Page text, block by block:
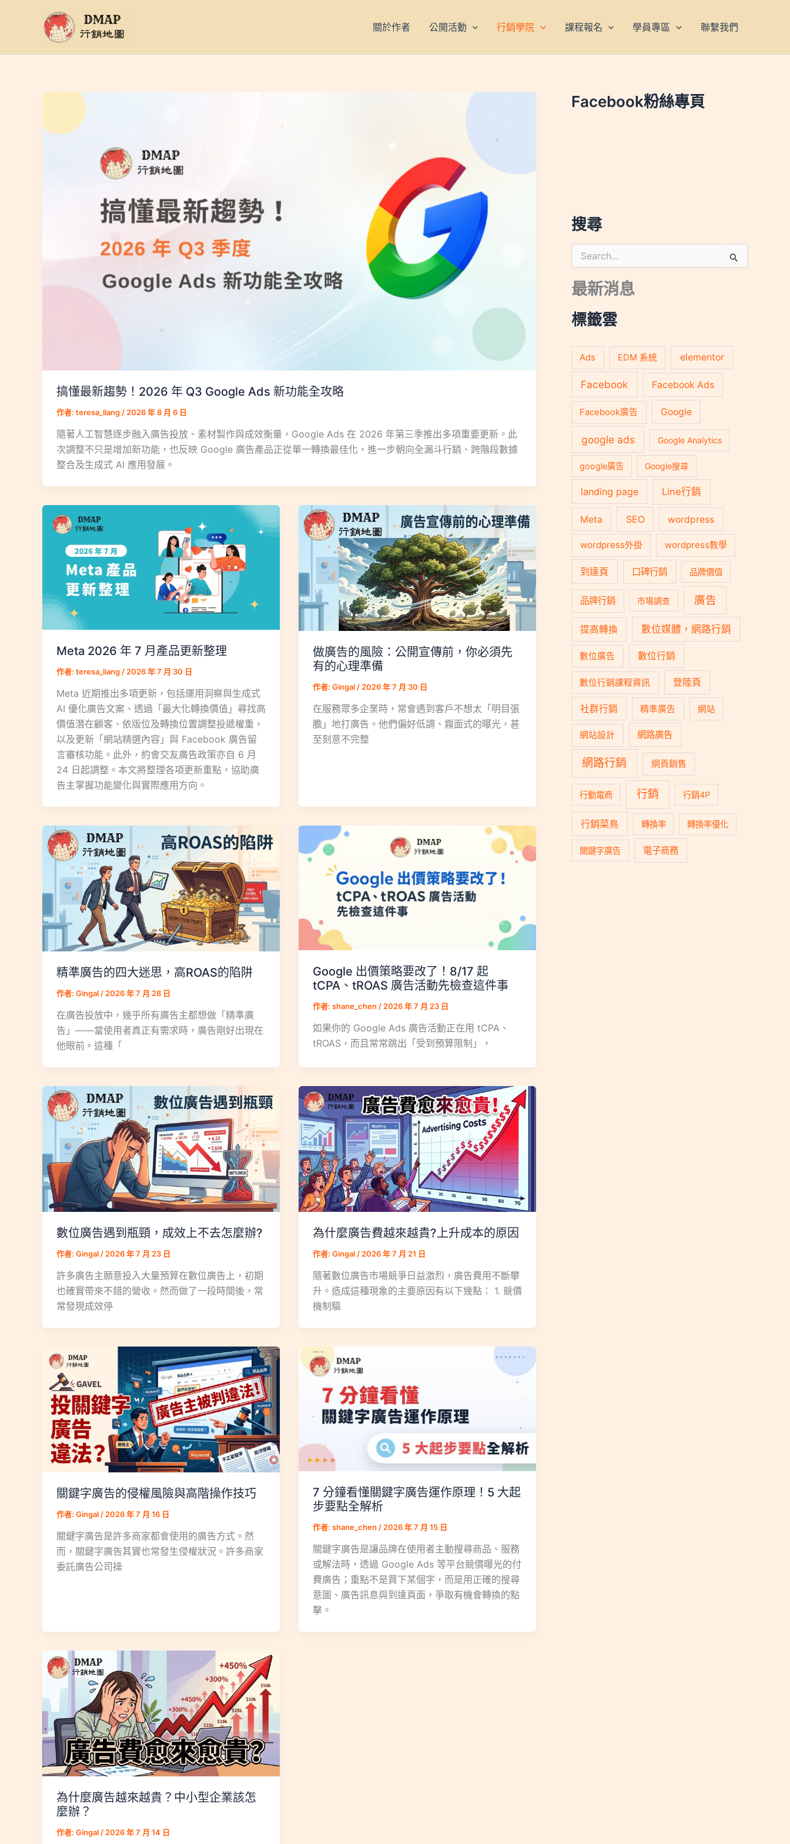
要
關於作者 公開活動 行銷學院 課程報名 學員專區 聯繫我們
搞懂最新趨勢！2026 年 Q3 Google Ads 新功能全攻略
作者: teresa_liang / 2026 年 8 月 6 日
隨著人工智慧逐步融入廣告投放、素材製作與成效衡量，Google Ads 在 2026 年第三季推出多項重要更新。此
次調整不只是增加新功能，也反映 Google 廣告產品正從單一轉換最佳化，進一步朝向全漏斗行銷、跨階段數據
整合及生成式 AI 應用發展。
Meta 2026 年 7 月產品更新整理
作者: teresa_liang / 2026 年 7 月 30 日
Meta 近期推出多項更新，包括運用洞察與生成式
AI 優化廣告文案、透過「最大化轉換價值」尋找高
價值潛在顧客、依版位及轉換位置調整投遞權重，
以及更新「網站精選內容」與 Facebook 廣告留
言審核功能。此外，約會交友廣告政策亦自 6 月
24 日起調整。本文將整理各項更新重點，協助廣
告主掌握功能變化與實際應用方向。
做廣告的風險：公開宣傳前，你必須先
有的心理準備
作者: Gingal / 2026 年 7 月 30 日
在服務眾多企業時，常會遇到客戶不想太「明目張
膽」地打廣告。他們偏好低調、霧面式的曝光，甚
至刻意不完整
精準廣告的四大迷思，高ROAS的陷阱
作者: Gingal / 2026 年 7 月 28 日
在廣告投放中，幾乎所有廣告主都想做「精準廣
告」——當使用者真正有需求時，廣告剛好出現在
他眼前。這種「
Google 出價策略要改了！8/17 起
tCPA、tROAS 廣告活動先檢查這件事
作者: shane_chen / 2026 年 7 月 23 日
如果你的 Google Ads 廣告活動正在用 tCPA、
tROAS，而且常常跳出「受到預算限制」，
數位廣告遇到瓶頸，成效上不去怎麼辦?
作者: Gingal / 2026 年 7 月 23 日
許多廣告主願意投入大量預算在數位廣告上，初期
也確實帶來不錯的營收。然而做了一段時間後，常
常發現成效停
為什麼廣告費越來越貴?上升成本的原因
作者: Gingal / 2026 年 7 月 21 日
隨著數位廣告市場競爭日益激烈，廣告費用不斷攀
升。造成這種現象的主要原因有以下幾點： 1. 競價
機制驅
關鍵字廣告的侵權風險與高階操作技巧
作者: Gingal / 2026 年 7 月 16 日
關鍵字廣告是許多商家都會使用的廣告方式。然
而，關鍵字廣告其實也常發生侵權狀況。許多商家
委託廣告公司操
7 分鐘看懂關鍵字廣告運作原理！5 大起
步要點全解析
作者: shane_chen / 2026 年 7 月 15 日
關鍵字廣告是讓品牌在使用者主動搜尋商品、服務
或解法時，透過 Google Ads 等平台競價曝光的付
費廣告；重點不是買下某個字，而是用正確的搜尋
意圖、廣告訊息與到達頁面，爭取有機會轉換的點
擊。
為什麼廣告越來越貴？中小型企業該怎
麼辦？
作者: Gingal / 2026 年 7 月 14 日
Facebook粉絲專頁
搜尋
尋
關
鍵
:
最新消息
標籤雲
Ads EDM 系統 elementor
Facebook Facebook Ads
Facebook廣告 Google
google ads Google Analytics
google廣告 Google搜尋
landing page Line行銷
Meta SEO wordpress
wordpress外掛 wordpress教學
到達頁 口碑行銷 品牌價值
品牌行銷 市場調查 廣告
提高轉換 數位媒體，網路行銷
數位廣告 數位行銷
數位行銷課程資訊 登陸頁
社群行銷 精準廣告 網站
網站設計 網路廣告
網路行銷 網頁銷售
行動電商 行銷 行銷4P
行銷菜鳥 轉換率 轉換率優化
關鍵字廣告 電子商務